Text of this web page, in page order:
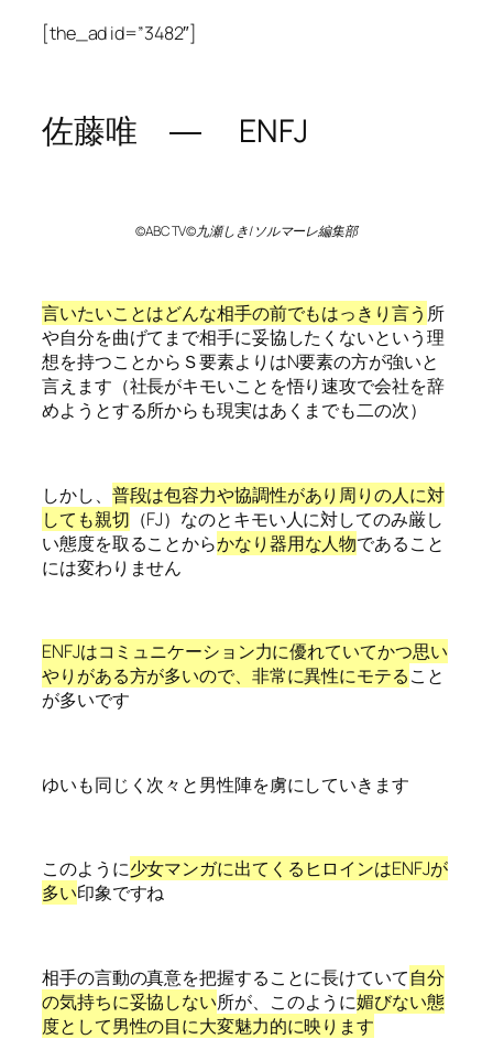
[the_ad id=”3482″]
佐藤唯 ― ENFJ
©ABC TV©九瀬しき/ソルマーレ編集部
言いたいことはどんな相手の前でもはっきり言う 所
や自分を曲げてまで相手に妥協したくないという理
想を持つことからＳ要素よりはN要素の方が強いと
言えます（社長がキモいことを悟り速攻で会社を辞
めようとする所からも現実はあくまでも二の次）
しかし、 普段は包容力や協調性があり周りの人に対
しても親切 （FJ）なのとキモい人に対してのみ厳し
い態度を取ることからかなり器用な人物であること
には変わりません
ENFJはコミュニケーション力に優れていてかつ思い
やりがある方が多いので、非常に異性にモテること
が多いです
ゆいも同じく次々と男性陣を虜にしていきます
このように少女マンガに出てくるヒロインはENFJが
多い印象ですね
相手の言動の真意を把握することに長けていて自分
の気持ちに妥協しない所が、このように媚びない態
度として男性の目に大変魅力的に映ります